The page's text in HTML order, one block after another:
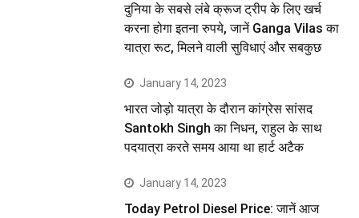
दुनिया के सबसे लंबे क्रूज ट्रीप के लिए खर्च
करना होगा इतना रुपये, जानें Ganga Vilas का
यात्रा रूट, मिलने वाली सुविधाएं और सबकुछ
January 14, 2023
भारत जोड़ो यात्रा के दौरान कांग्रेस सांसद
Santokh Singh का निधन, राहुल के साथ
पदयात्रा करते समय आया था हार्ट अटैक
January 14, 2023
Today Petrol Diesel Price: जानें आज